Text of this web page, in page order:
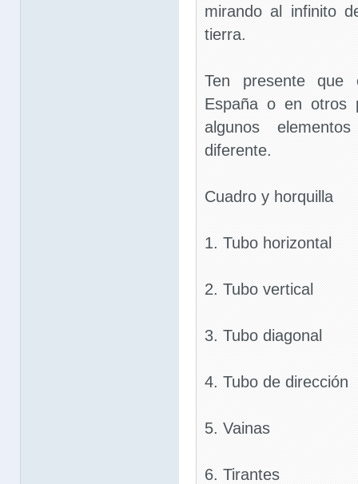
mirando al infinito
tierra.
Ten presente que
España o en otros
algunos
diferente.
Cuadro y horquilla
1. Tubo horizontal
2. Tubo vertical
3. Tubo diagonal
4. Tubo de dirección
5. Vainas
6. Tirantes